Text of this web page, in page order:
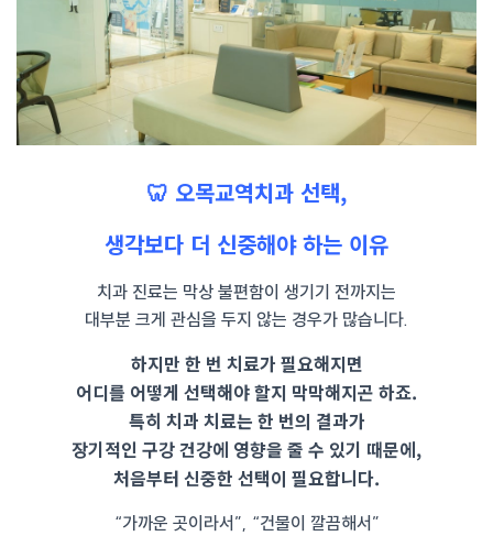
🦷 오목교역치과 선택,
생각보다 더 신중해야 하는 이유
치과 진료는 막상 불편함이 생기기 전까지는
대부분 크게 관심을 두지 않는 경우가 많습니다.
하지만 한 번 치료가 필요해지면
어디를 어떻게 선택해야 할지 막막해지곤 하죠.
특히 치과 치료는 한 번의 결과가
장기적인 구강 건강에 영향을 줄 수 있기 때문에,
처음부터 신중한 선택이 필요합니다.
“가까운 곳이라서”, “건물이 깔끔해서”